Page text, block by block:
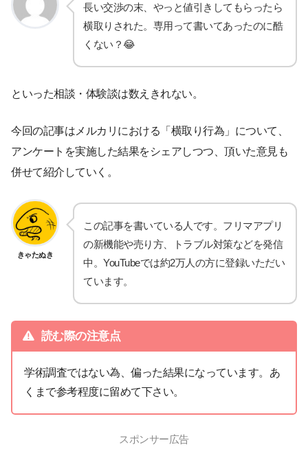
長い交渉の末、やっと値引きしてもらったら
横取りされた。専用って書いてあったのに酷
くない？😂
といった相談・体験談は数えきれない。
今回の記事はメルカリにおける「横取り行為」について、
アンケートを実施した結果をシェアしつつ、頂いた意見も
併せて紹介していく。
きゃたぬき
この記事を書いている人です。フリマアプリ
の新機能や売り方、トラブル対策などを発信
中。YouTubeでは約2万人の方に登録いただい
ています。
読む際の注意点
学術調査ではない為、偏った結果になっています。あ
くまで参考程度に留めて下さい。
スポンサー広告